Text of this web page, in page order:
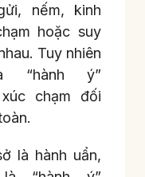
nếm, kinh
hoặc suy
Tuy nhiên
“hành ý”
chạm đối
là hành uẩn,